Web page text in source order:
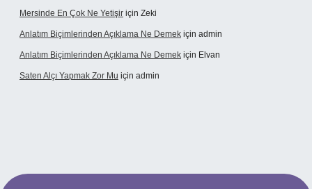
Mersinde En Çok Ne Yetişir için Zeki
Anlatım Biçimlerinden Açıklama Ne Demek için admin
Anlatım Biçimlerinden Açıklama Ne Demek için Elvan
Saten Alçı Yapmak Zor Mu için admin